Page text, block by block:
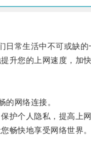
常生活中不可或缺的
您的上网速度，加快
网络连接。
个人隐私，提高上网
快地享受网络世界。